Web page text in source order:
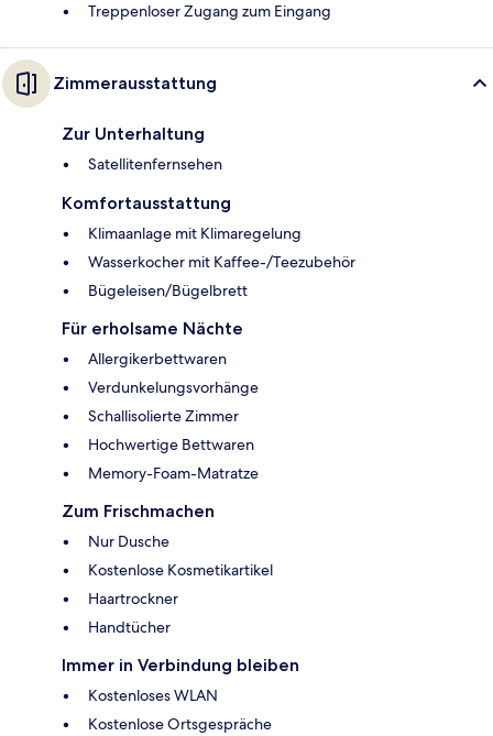
Treppenloser Zugang zum Eingang
Zimmerausstattung
Zur Unterhaltung
Satellitenfernsehen
Komfortausstattung
Klimaanlage mit Klimaregelung
Wasserkocher mit Kaffee-/Teezubehör
Bügeleisen/Bügelbrett
Für erholsame Nächte
Allergikerbettwaren
Verdunkelungsvorhänge
Schallisolierte Zimmer
Hochwertige Bettwaren
Memory-Foam-Matratze
Zum Frischmachen
Nur Dusche
Kostenlose Kosmetikartikel
Haartrockner
Handtücher
Immer in Verbindung bleiben
Kostenloses WLAN
Kostenlose Ortsgespräche